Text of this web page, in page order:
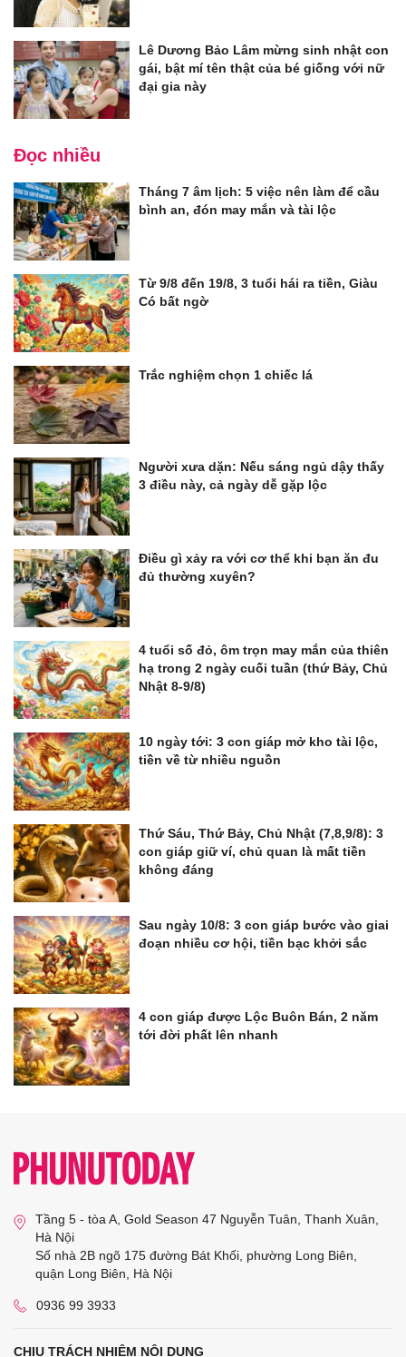
Lê Dương Bảo Lâm mừng sinh nhật con
gái, bật mí tên thật của bé giống với nữ
đại gia này
Đọc nhiều
Tháng 7 âm lịch: 5 việc nên làm để cầu
bình an, đón may mắn và tài lộc
Từ 9/8 đến 19/8, 3 tuổi hái ra tiền, Giàu
Có bất ngờ
Trắc nghiệm chọn 1 chiếc lá
Người xưa dặn: Nếu sáng ngủ dậy thấy
3 điều này, cả ngày dễ gặp lộc
Điều gì xảy ra với cơ thể khi bạn ăn đu
đủ thường xuyên?
4 tuổi số đỏ, ôm trọn may mắn của thiên
hạ trong 2 ngày cuối tuần (thứ Bảy, Chủ
Nhật 8-9/8)
10 ngày tới: 3 con giáp mở kho tài lộc,
tiền về từ nhiều nguồn
Thứ Sáu, Thứ Bảy, Chủ Nhật (7,8,9/8): 3
con giáp giữ ví, chủ quan là mất tiền
không đáng
Sau ngày 10/8: 3 con giáp bước vào giai
đoạn nhiều cơ hội, tiền bạc khởi sắc
4 con giáp được Lộc Buôn Bán, 2 năm
tới đời phất lên nhanh
Tầng 5 - tòa A, Gold Season 47 Nguyễn Tuân, Thanh Xuân,
Hà Nội
Số nhà 2B ngõ 175 đường Bát Khối, phường Long Biên,
quận Long Biên, Hà Nội
0936 99 3933
CHỊU TRÁCH NHIỆM NỘI DUNG